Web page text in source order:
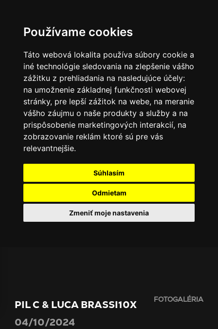
Používame cookies
Táto webová lokalita používa súbory cookie a
iné technológie sledovania na zlepšenie vášho
zážitku z prehliadania na nasledujúce účely:
na umožnenie základnej funkčnosti webovej
stránky, pre lepší zážitok na webe, na meranie
vášho záujmu o naše produkty a služby a na
prispôsobenie marketingových interakcií, na
zobrazovanie reklám ktoré sú pre vás
relevantnejšie.
Súhlasím
Odmietam
Zmeniť moje nastavenia
PIL C & LUCA BRASSI10X
04/10/2024
FOTOGALÉRIA